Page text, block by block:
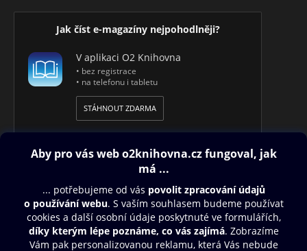
Jak číst e-magazíny nejpohodlněji?
V aplikaci O2 Knihovna
• bez registrace
• na telefonu i tabletu
STÁHNOUT ZDARMA
Obsah ke stažení
Moje O2 Knihovna